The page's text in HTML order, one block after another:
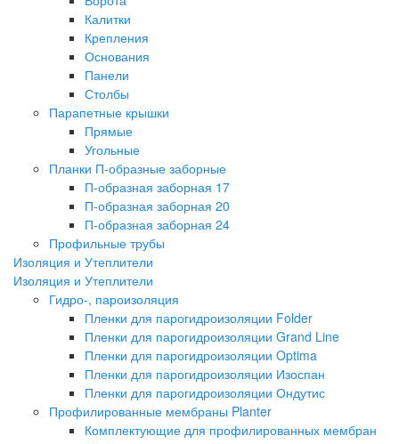
Калитки
Крепления
Основания
Панели
Столбы
Парапетные крышки
Прямые
Угольные
Планки П-образные заборные
П-образная заборная 17
П-образная заборная 20
П-образная заборная 24
Профильные трубы
Изоляция и Утеплители
Изоляция и Утеплители
Гидро-, пароизоляция
Пленки для парогидроизоляции Folder
Пленки для парогидроизоляции Grand Line
Пленки для парогидроизоляции Optima
Пленки для парогидроизоляции Изоспан
Пленки для парогидроизоляции Ондутис
Профилированные мембраны Planter
Комплектующие для профилированных мембран